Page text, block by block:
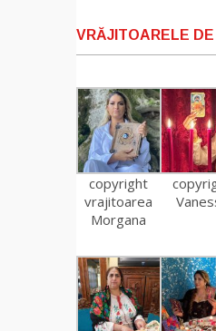
VRĂJITOARELE
copyright
vrajitoarea
Morgana